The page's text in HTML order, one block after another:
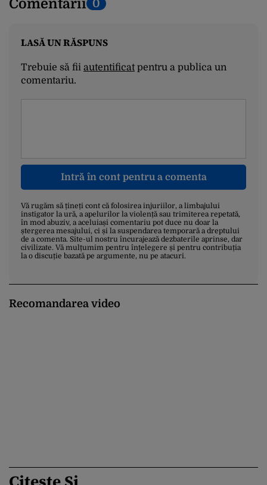
Comentarii 0
LASĂ UN RĂSPUNS
Trebuie să fii autentificatpentru a publica un
comentariu.
Intră în cont pentru a comenta
Vă rugăm să țineți cont că folosirea injuriilor, a limbajului
instigator la ură, a apelurilor la violență sau trimiterea repetată,
în mod abuziv, a aceluiași comentariu pot duce nu doar la
ștergerea mesajului, ci și la suspendarea temporară a dreptului
de a comenta. Site-ul nostru încurajează dezbaterile aprinse, dar
civilizate. Vă mulțumim pentru înțelegere și pentru contribuția
la o discuție bazată pe argumente, nu pe atacuri.
Recomandarea video